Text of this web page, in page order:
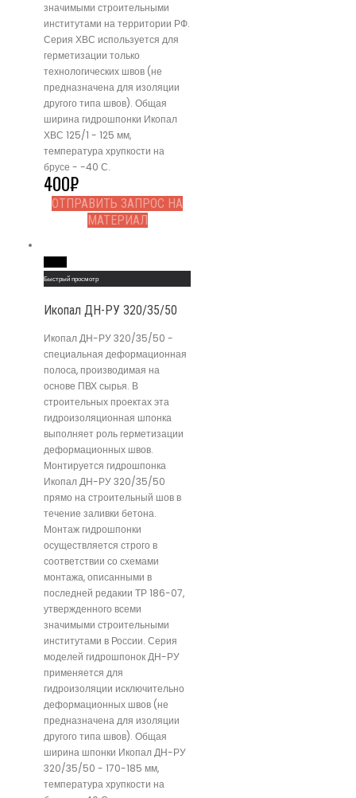
значимыми строительными
институтами на территории РФ.
Серия ХВС используется для
герметизации только
технологических швов (не
предназначена для изоляции
другого типа швов). Общая
ширина гидрошпонки Икопал
ХВС 125/1 - 125 мм,
температура хрупкости на
брусе - -40 С.
400₽
ОТПРАВИТЬ ЗАПРОС НА
МАТЕРИАЛ
Быстрый просмотр
Икопал ДН-РУ 320/35/50
Икопал ДН-РУ 320/35/50 -
специальная деформационная
полоса, производимая на
основе ПВХ сырья. В
строительных проектах эта
гидроизоляционная шпонка
выполняет роль герметизации
деформационных швов.
Монтируется гидрошпонка
Икопал ДН-РУ 320/35/50
прямо на строительный шов в
течение заливки бетона.
Монтаж гидрошпонки
осуществляется строго в
соответствии со схемами
монтажа, описанными в
последней редакии ТР 186-07,
утвержденного всеми
значимыми строительными
институтами в России. Серия
моделей гидрошпонок ДН-РУ
применяется для
гидроизоляции исключительно
деформационных швов (не
предназначена для изоляции
другого типа швов). Общая
ширина шпонки Икопал ДН-РУ
320/35/50 - 170-185 мм,
температура хрупкости на